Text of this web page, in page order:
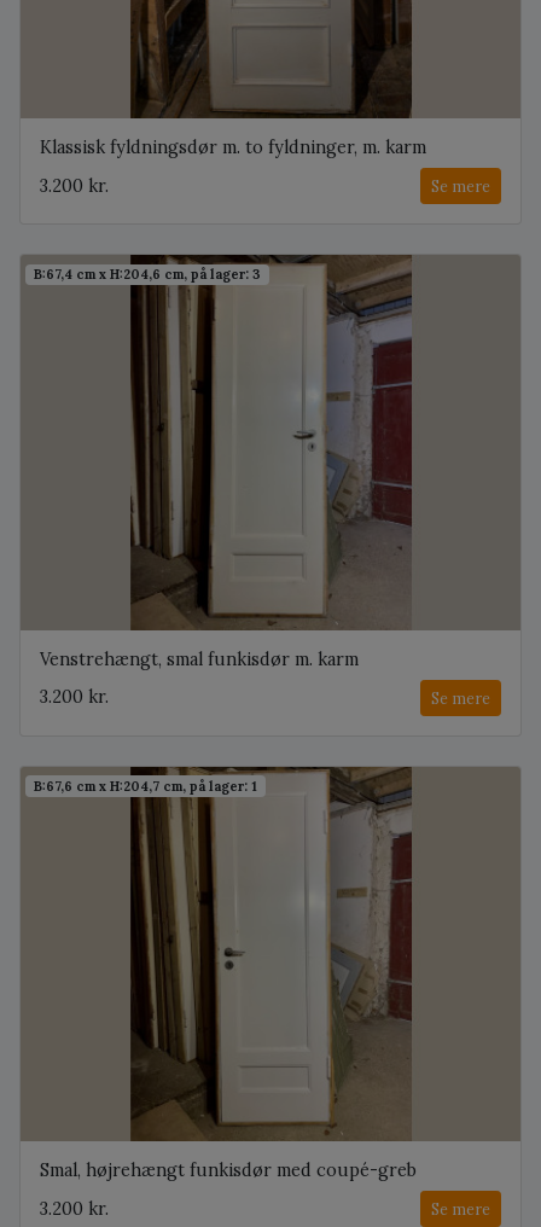
Klassisk fyldningsdør m. to fyldninger, m. karm
3.200 kr.
Se mere
B:67,4 cm x H:204,6 cm, på lager: 3
Venstrehængt, smal funkisdør m. karm
3.200 kr.
Se mere
B:67,6 cm x H:204,7 cm, på lager: 1
Smal, højrehængt funkisdør med coupé-greb
3.200 kr.
Se mere